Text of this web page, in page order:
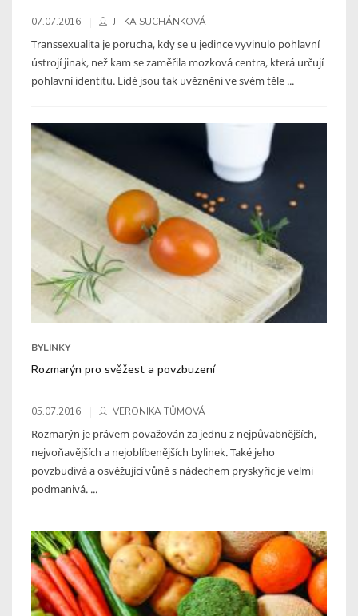
07.07.2016 JITKA SUCHÁNKOVÁ
Transsexualita je porucha, kdy se u jedince vyvinulo pohlavní
ústrojí jinak, než kam se zaměřila mozková centra, která určují
pohlavní identitu. Lidé jsou tak uvězněni ve svém těle ...
BYLINKY
Rozmarýn pro svěžest a povzbuzení
05.07.2016 VERONIKA TŮMOVÁ
Rozmarýn je právem považován za jednu z nejpůvabnějších,
nejvoňavějších a nejoblíbenějších bylinek. Také jeho
povzbudivá a osvěžující vůně s nádechem pryskyřic je velmi
podmanivá. ...